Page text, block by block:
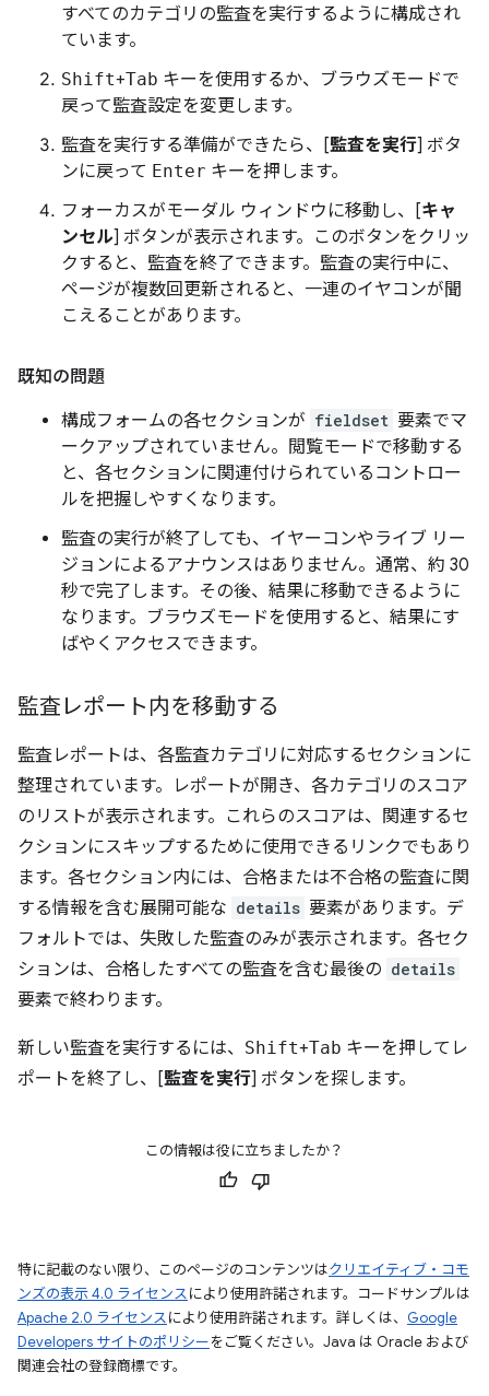
すべてのカテゴリの監査を実行するように構成され
ています。
Shift+Tab キーを使用するか、ブラウズモードで
戻って監査設定を変更します。
監査を実行する準備ができたら、[監査を実行] ボタ
ンに戻って Enter キーを押します。
フォーカスがモーダル ウィンドウに移動し、[キャ
ンセル] ボタンが表示されます。このボタンをクリッ
クすると、監査を終了できます。監査の実行中に、
ページが複数回更新されると、一連のイヤコンが聞
こえることがあります。
既知の問題
構成フォームの各セクションが fieldset 要素でマ
ークアップされていません。閲覧モードで移動する
と、各セクションに関連付けられているコントロー
ルを把握しやすくなります。
監査の実行が終了しても、イヤーコンやライブ リー
ジョンによるアナウンスはありません。通常、約 30
秒で完了します。その後、結果に移動できるように
なります。ブラウズモードを使用すると、結果にす
ばやくアクセスできます。
監査レポート内を移動する
監査レポートは、各監査カテゴリに対応するセクションに
整理されています。レポートが開き、各カテゴリのスコア
のリストが表示されます。これらのスコアは、関連するセ
クションにスキップするために使用できるリンクでもあり
ます。各セクション内には、合格または不合格の監査に関
する情報を含む展開可能な details 要素があります。デ
フォルトでは、失敗した監査のみが表示されます。各セク
ションは、合格したすべての監査を含む最後の details
要素で終わります。
新しい監査を実行するには、 Shift+Tab キーを押してレ
ポートを終了し、[監査を実行] ボタンを探します。
この情報は役に立ちましたか？
特に記載のない限り、このページのコンテンツはクリエイティブ・コモ
ンズの表示 4.0 ライセンスにより使用許諾されます。コードサンプルは
Apache 2.0 ライセンスにより使用許諾されます。詳しくは、 Google
Developers サイトのポリシーをご覧ください。Java は Oracle および
関連会社の登録商標です。